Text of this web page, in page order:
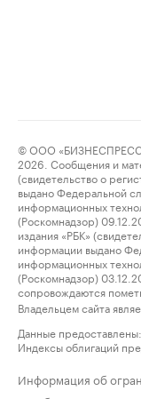
© ООО
2026. Сообщения и
(свидетельство о
выдано Федеральной
информационных
(Роскомнадзор)
издания «РБК»
информации выдано
информационных
(Роскомнадзор)
сопровождаются
Владельцем сайта
Данные предоставлены:
Индексы облигаций
Информация об